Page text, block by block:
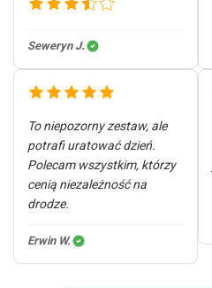
Seweryn J.
To niepozorny zestaw, ale
potrafi uratować dzień.
Polecam wszystkim, którzy
cenią niezależność na
drodze.
Erwin W.